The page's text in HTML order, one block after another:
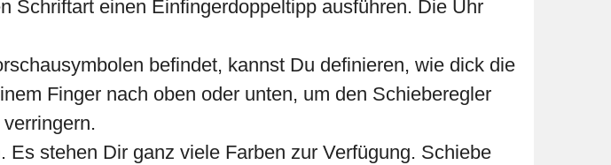
Schriftart einen Einfingerdoppeltipp ausführen. Die Uhr
befindet, kannst Du definieren, wie dick die
Finger nach oben oder unten, um den Schieberegler
stehen Dir ganz viele Farben zur Verfügung. Schiebe